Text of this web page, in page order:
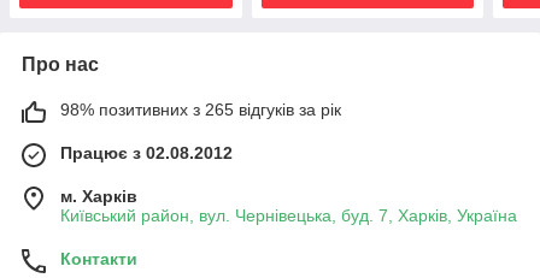
Про нас
98% позитивних з 265 відгуків за рік
Працює з 02.08.2012
м. Харків
Київський район, вул. Чернівецька, буд. 7, Харків, Україна
Контакти